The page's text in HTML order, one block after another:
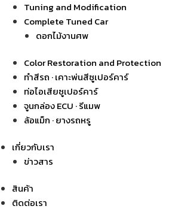
Tuning and Modification
Complete Tuned Car
ดอกไม้งานศพ
Color Restoration and Protection
ทำสีรถ · เคาะพ่นสีซูเปอร์คาร์
ท่อไอเสียซูเปอร์คาร์
จูนกล่อง ECU · รีแมพ
ล้อแม็ก · ยางรถหรู
เกี่ยวกับเรา
ข่าวสาร
สินค้า
ติดต่อเรา